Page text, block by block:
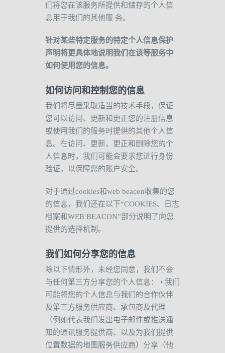
们将您在该服务所提供和储存的个人信
息用于我们的其他服 务。
针对某些特定服务的特定个人信息保护
声明将更具体地说明我们在该等服务中
如何使用您的信息。
如何访问和控制您的信息
我们将尽量采取适当的技术手段，保证
您可以访问、更新和更正您的注册信息
或使用我们的服务时提供的其他个人信
息。在访问、更新、更正和删除您的个
人信息时，我们可能会要求您进行身份
验证，以保障您的账户安全。
对于通过cookies和web beacon收集的您
的信息，我们还在以下“COOKIES、日志
档案和WEB BEACON”部分说明了向您
提供的选择机制。
我们如何分享您的信息
除以下情形外，未经您同意，我们不会
与任何第三方分享您的个人信息：
• 我们
可能将您的个人信息与我们的合作伙伴
及第三方服务供应商、承包商及代理
（例如代表我们发出电子邮件或推送通
知的通讯服务提供商、以及为我们提供
位置数据的地图服务供应商）分享（他